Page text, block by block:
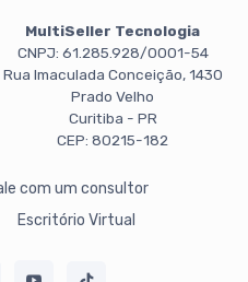
MultiSeller Tecnologia
CNPJ: 61.285.928/0001-54
Rua Imaculada Conceição, 1430
Prado Velho
Curitiba - PR
CEP: 80215-182
com um consultor
Escritório Virtual